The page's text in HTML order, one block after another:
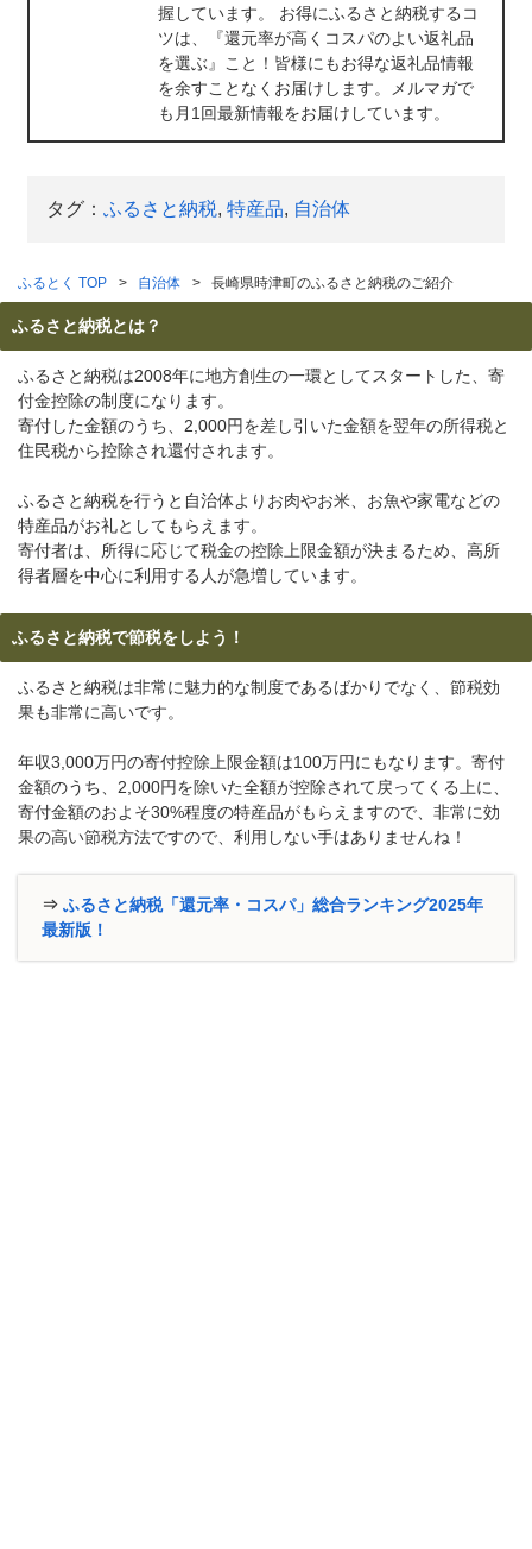
握しています。 お得にふるさと納税するコ
ツは、『還元率が高くコスパのよい返礼品
を選ぶ』こと！皆様にもお得な返礼品情報
を余すことなくお届けします。メルマガで
も月1回最新情報をお届けしています。
タグ： ふるさと納税, 特産品, 自治体
ふるとく TOP 自治体 長崎県時津町のふるさと納税のご紹介
ふるさと納税とは？
ふるさと納税は2008年に地方創生の一環としてスタートした、寄
付金控除の制度になります。
寄付した金額のうち、2,000円を差し引いた金額を翌年の所得税と
住民税から控除され還付されます。
ふるさと納税を行うと自治体よりお肉やお米、お魚や家電などの
特産品がお礼としてもらえます。
寄付者は、所得に応じて税金の控除上限金額が決まるため、高所
得者層を中心に利用する人が急増しています。
ふるさと納税で節税をしよう！
ふるさと納税は非常に魅力的な制度であるばかりでなく、節税効
果も非常に高いです。
年収3,000万円の寄付控除上限金額は100万円にもなります。寄付
金額のうち、2,000円を除いた全額が控除されて戻ってくる上に、
寄付金額のおよそ30%程度の特産品がもらえますので、非常に効
果の高い節税方法ですので、利用しない手はありませんね！
⇒ ふるさと納税「還元率・コスパ」総合ランキング2025年
最新版！